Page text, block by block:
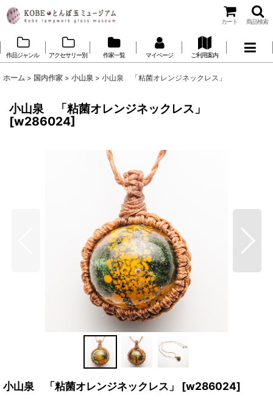
カート 商品検索
作品ジャンル アクセサリー別 作家一覧 マイページ ご利用案内
ホーム > 国内作家 > 小山泉 > 小山泉 「粘菌オレンジネックレス」
小山泉 「粘菌オレンジネックレス」
[w286024]
小山泉 「粘菌オレンジネックレス」 [w286024]